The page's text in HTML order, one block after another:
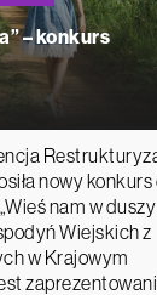
– konkurs
nowy konkurs
nam w duszy
Wiejskich z
w Krajowym